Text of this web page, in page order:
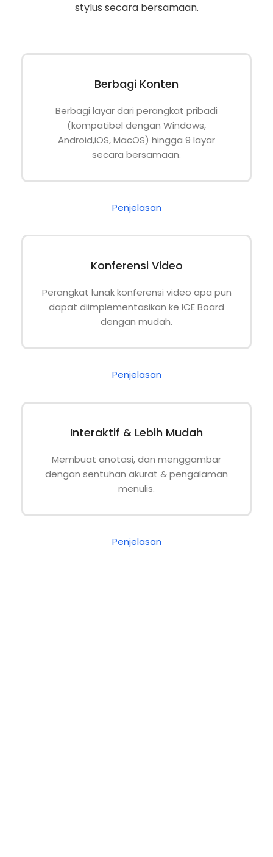
stylus secara bersamaan.
Berbagi Konten
Berbagi layar dari perangkat pribadi
(kompatibel dengan Windows,
Android,iOS, MacOS) hingga 9 layar
secara bersamaan.
Penjelasan
Konferensi Video
Perangkat lunak konferensi video apa pun
dapat diimplementasikan ke ICE Board
dengan mudah.
Penjelasan
Interaktif & Lebih Mudah
Membuat anotasi, dan menggambar
dengan sentuhan akurat & pengalaman
menulis.
Penjelasan